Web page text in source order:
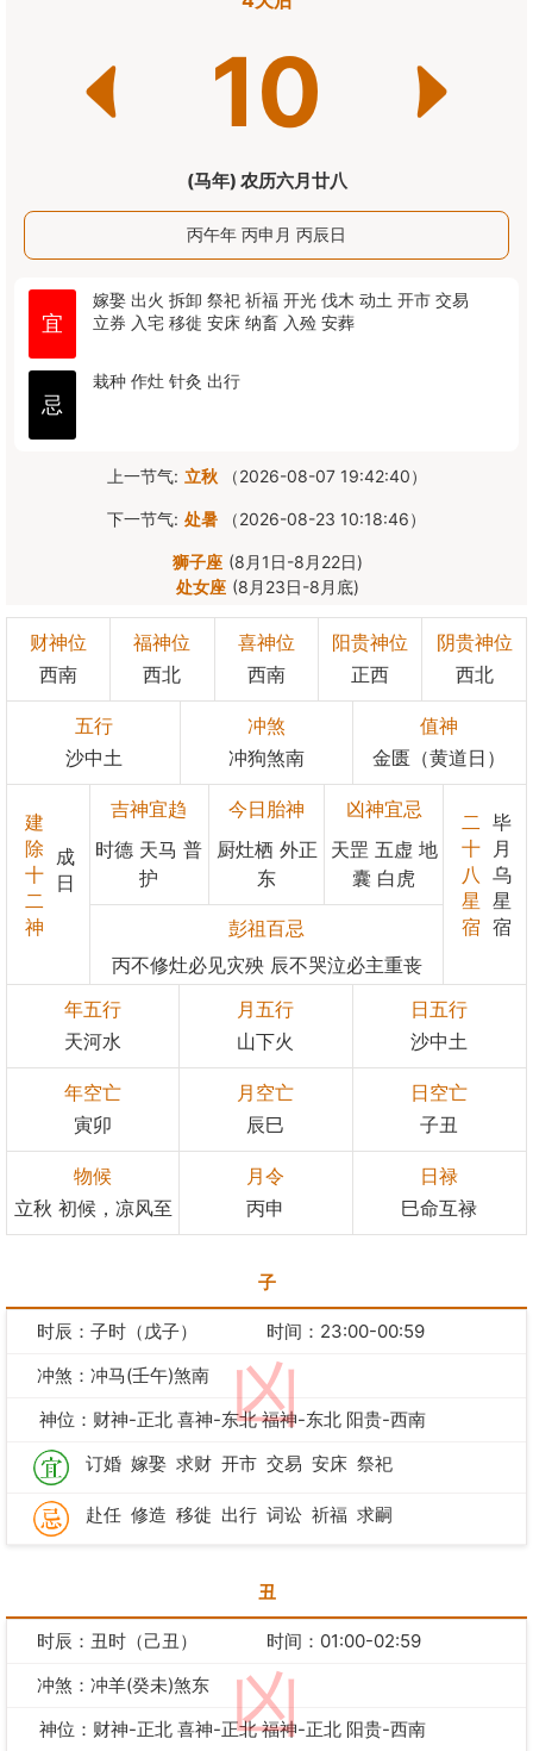
10
(马年) 农历六月廿八
丙午年 丙申月 丙辰日
宜
嫁娶 出火 拆卸 祭祀 祈福 开光 伐木 动土 开市 交易
立券 入宅 移徙 安床 纳畜 入殓 安葬
忌
栽种 作灶 针灸 出行
上一节气: 立秋 （2026-08-07 19:42:40）
下一节气: 处暑 （2026-08-23 10:18:46）
狮子座 (8月1日-8月22日)
处女座 (8月23日-8月底)
财神位
西南
福神位
西北
喜神位
西南
阳贵神位
正西
阴贵神位
西北
五行
沙中土
冲煞
冲狗煞南
值神
金匮（黄道日）
建
除
十
二
神
成
日
吉神宜趋
时德 天马 普
护
今日胎神
厨灶栖 外正
东
凶神宜忌
天罡 五虚 地
囊 白虎
彭祖百忌
丙不修灶必见灾殃 辰不哭泣必主重丧
二
十
八
星
宿
毕
月
乌
星
宿
年五行
天河水
月五行
山下火
日五行
沙中土
年空亡
寅卯
月空亡
辰巳
日空亡
子丑
物候
立秋 初候，凉风至
月令
丙申
日禄
巳命互禄
子
凶
时辰：子时（戊子）
时间：23:00-00:59
冲煞：冲马(壬午)煞南
神位：财神-正北 喜神-东北 福神-东北 阳贵-西南
订婚 嫁娶 求财 开市 交易 安床 祭祀
赴任 修造 移徙 出行 词讼 祈福 求嗣
丑
凶
时辰：丑时（己丑）
时间：01:00-02:59
冲煞：冲羊(癸未)煞东
神位：财神-正北 喜神-正北 福神-正北 阳贵-西南